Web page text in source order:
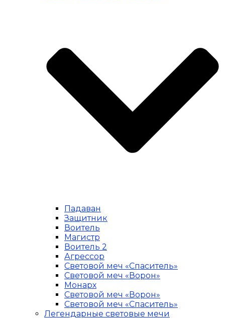
Падаван
Защитник
Воитель
Магистр
Воитель 2
Агрессор
Световой меч «Спаситель»
Световой меч «Ворон»
Монарх
Световой меч «Ворон»
Световой меч «Спаситель»
Легендарные световые мечи